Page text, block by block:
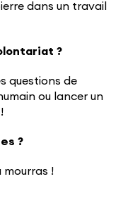
dans un travail
?
questions de
ou lancer un
?
mourras !